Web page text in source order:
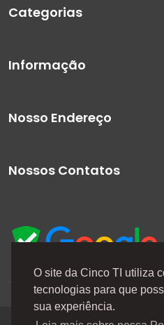
O site da Cinco TI utiliza
tecnologias para que
sua experiência.
Categorias
Informação
A Cinco TI (5TI) é uma
COMERCIO E SERVICOS
Todos os direitos
Nosso Endereço
Nossos Contatos